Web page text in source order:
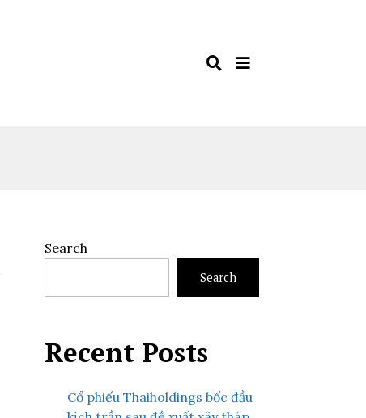
Search
Search
Recent Posts
Cổ phiếu Thaiholdings bốc đầu